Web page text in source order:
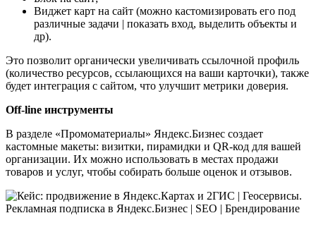
Виджет карт на сайт (можно кастомизировать его под
различные задачи | показать вход, выделить объекты и
др).
Это позволит органически увеличивать ссылочной профиль
(количество ресурсов, ссылающихся на ваши карточки), также
будет интеграция с сайтом, что улучшит метрики доверия.
Off-line инструменты
В разделе «Промоматериалы» Яндекс.Бизнес создает
кастомные макеты: визитки, пирамидки и QR-код для вашей
организации. Их можно использовать в местах продажи
товаров и услуг, чтобы собирать больше оценок и отзывов.